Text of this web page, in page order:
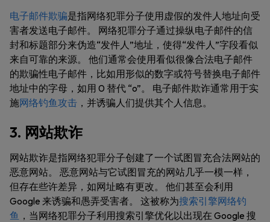
电子邮件欺骗是指网络犯罪分子使用虚假的发件人地址向受
害者发送电子邮件。 网络犯罪分子通过操纵电子邮件的信
封和标题部分来伪造“发件人”地址，使得“发件人”字段看似
来自可靠的来源。 他们通常会使用看似很像合法电子邮件
的欺骗性电子邮件，比如用形似的数字或符号替换电子邮件
地址中的字母，如用 0 替代 “o”。 电子邮件欺诈通常用于实
施网络钓鱼攻击 ，并诱骗人们提供其个人信息。
3. 网站欺诈
网站欺诈是指网络犯罪分子创建了一个试图冒充合法网站的
恶意网站。 恶意网站与它试图冒充的网站几乎一模一样，
但存在些许差异，如网址略有更改。 他们甚至会利用
Google 来诱骗和愚弄受害者。 这被称为搜索引擎网络钓
鱼 ，当网络犯罪分子利用搜索引擎优化以出现在 Google 搜